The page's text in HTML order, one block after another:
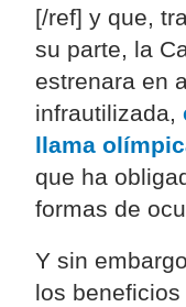
[/ref] y que,
su parte, la
estrenara en
infrautilizada,
llama
que ha
formas de
Y sin
los